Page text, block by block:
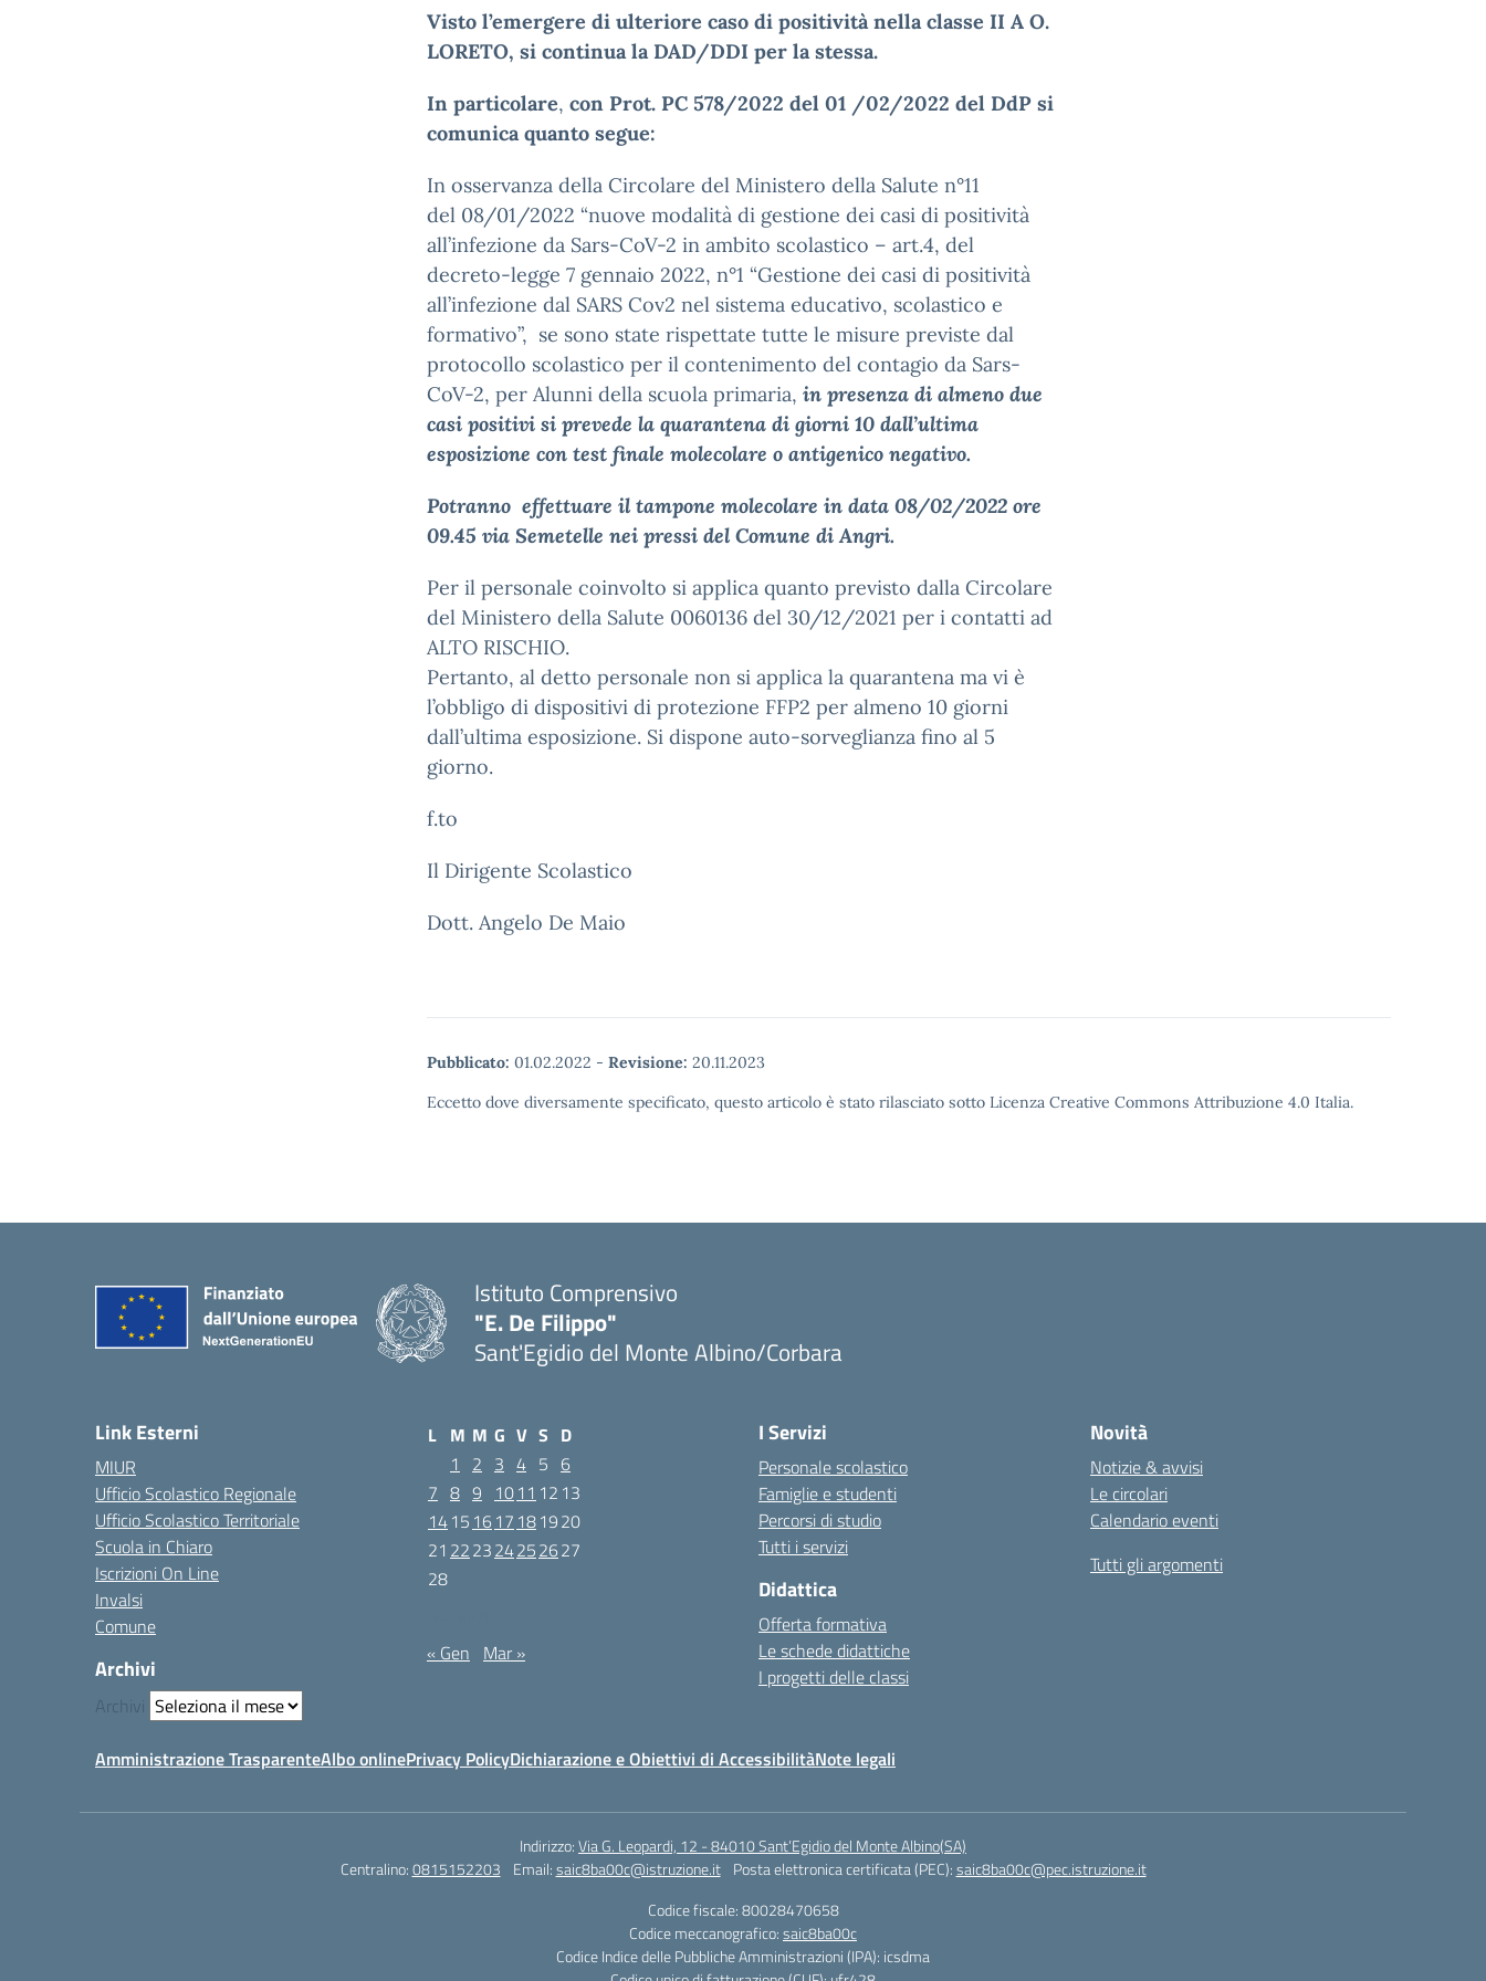
Visto l’emergere di ulteriore caso di positività nella classe II A O.
LORETO, si continua la DAD/DDI per la stessa.
In particolare, con Prot. PC 578/2022 del 01 /02/2022 del DdP si
comunica quanto segue:
In osservanza della Circolare del Ministero della Salute n°11
del 08/01/2022 “nuove modalità di gestione dei casi di positività
all’infezione da Sars-CoV-2 in ambito scolastico – art.4, del
decreto-legge 7 gennaio 2022, n°1 “Gestione dei casi di positività
all’infezione dal SARS Cov2 nel sistema educativo, scolastico e
formativo”, se sono state rispettate tutte le misure previste dal
protocollo scolastico per il contenimento del contagio da Sars-
CoV-2, per Alunni della scuola primaria, in presenza di almeno due
casi positivi si prevede la quarantena di giorni 10 dall’ultima
esposizione con test finale molecolare o antigenico negativo.
Potranno effettuare il tampone molecolare in data 08/02/2022 ore
09.45 via Semetelle nei pressi del Comune di Angri.
Per il personale coinvolto si applica quanto previsto dalla Circolare
del Ministero della Salute 0060136 del 30/12/2021 per i contatti ad
ALTO RISCHIO.
Pertanto, al detto personale non si applica la quarantena ma vi è
l’obbligo di dispositivi di protezione FFP2 per almeno 10 giorni
dall’ultima esposizione. Si dispone auto-sorveglianza fino al 5
giorno.
f.to
Il Dirigente Scolastico
Dott. Angelo De Maio
Pubblicato: 01.02.2022 - Revisione: 20.11.2023
Eccetto dove diversamente specificato, questo articolo è stato rilasciato sotto Licenza Creative Commons Attribuzione 4.0 Italia.
Istituto Comprensivo
"E. De Filippo"
Sant'Egidio del Monte Albino/Corbara
Link Esterni
MIUR
Ufficio Scolastico Regionale
Ufficio Scolastico Territoriale
Scuola in Chiaro
Iscrizioni On Line
Invalsi
Comune
Archivi
Archivi
L M M G V S D
1
2 3 4 5 6
7 8 9 1011 12 13
1415 1617 181920
21 222324252627
28
« Gen Mar »
I Servizi
Personale scolastico
Famiglie e studenti
Percorsi di studio
Tutti i servizi
Didattica
Offerta formativa
Le schede didattiche
I progetti delle classi
Novità
Notizie & avvisi
Le circolari
Calendario eventi
Tutti gli argomenti
Amministrazione TrasparenteAlbo onlinePrivacy PolicyDichiarazione e Obiettivi di AccessibilitàNote legali
Indirizzo:Via G. Leopardi, 12 - 84010 Sant’Egidio del Monte Albino(SA)
Centralino:0815152203 Email:saic8ba00c@istruzione.it Posta elettronica certificata (PEC):saic8ba00c@pec.istruzione.it
Codice fiscale: 80028470658
Codice meccanografico:saic8ba00c
Codice Indice delle Pubbliche Amministrazioni (IPA): icsdma